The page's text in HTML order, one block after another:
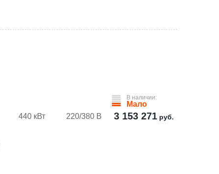
440 кВт 220/380 В
В наличии:
Мало
3 153 271 руб.